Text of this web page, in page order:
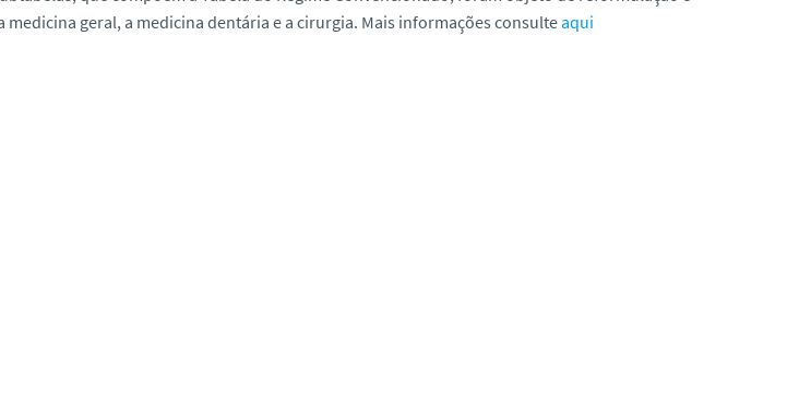
medicina geral, a medicina dentária e a cirurgia. Mais informações consulteaqui